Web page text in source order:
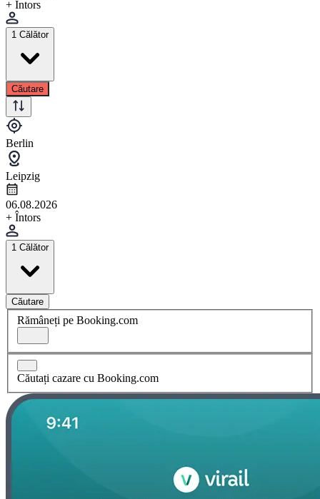
+ Întors
1 Călător
Căutare
Berlin
Leipzig
06.08.2026
+ Întors
1 Călător
Căutare
Rămâneți pe Booking.com
Căutați cazare cu Booking.com